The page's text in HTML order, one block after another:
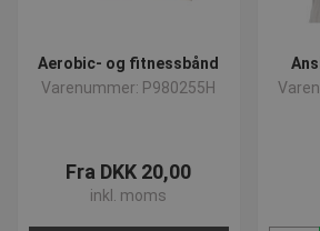
Aerobic- og fitnessbånd
Varenummer: P980255H
Fra DKK 20,00
inkl. moms